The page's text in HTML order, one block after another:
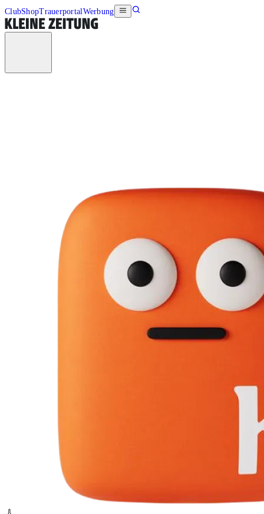
ClubShopTrauerportalWerbung